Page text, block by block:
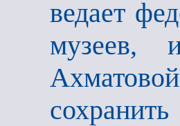
ведает
музеев,